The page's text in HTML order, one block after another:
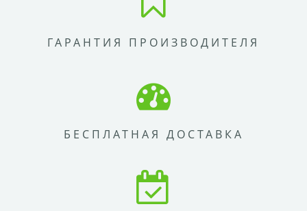
ГАРАНТИЯ ПРОИЗВОДИТЕЛЯ
БЕСПЛАТНАЯ ДОСТАВКА